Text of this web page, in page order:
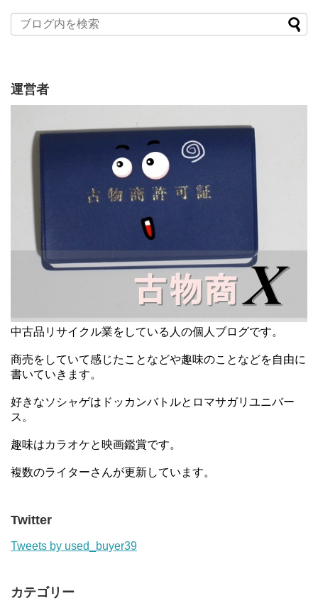
運営者
中古品リサイクル業をしている人の個人ブログです。
商売をしていて感じたことなどや趣味のことなどを自由に
書いていきます。
好きなソシャゲはドッカンバトルとロマサガリユニバー
ス。
趣味はカラオケと映画鑑賞です。
複数のライターさんが更新しています。
Twitter
Tweets by used_buyer39
カテゴリー